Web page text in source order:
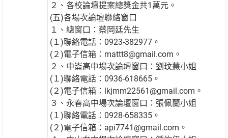
２、各校論壇提案總獎金共1萬元。
(五)各場次論壇聯絡窗口
１、總窗口：蔡岡廷先生
(１)聯絡電話：0923-382977。
(２)電子信箱：mattt8@gmail.com。
２、中崙高中場次論壇窗口：劉玟慧小姐
(１)聯絡電話：0936-618665。
(２)電子信箱：lkjmm22561@gmail.com。
３、永春高中場次論壇窗口：張佩蘭小姐
(１)聯絡電話：0928-658335。
(２)電子信箱：api7741@gmail.com。